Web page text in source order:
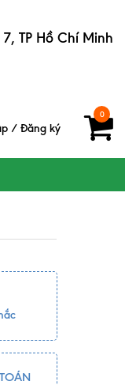
TP Hồ Chí Minh
0
/ Đăng ký